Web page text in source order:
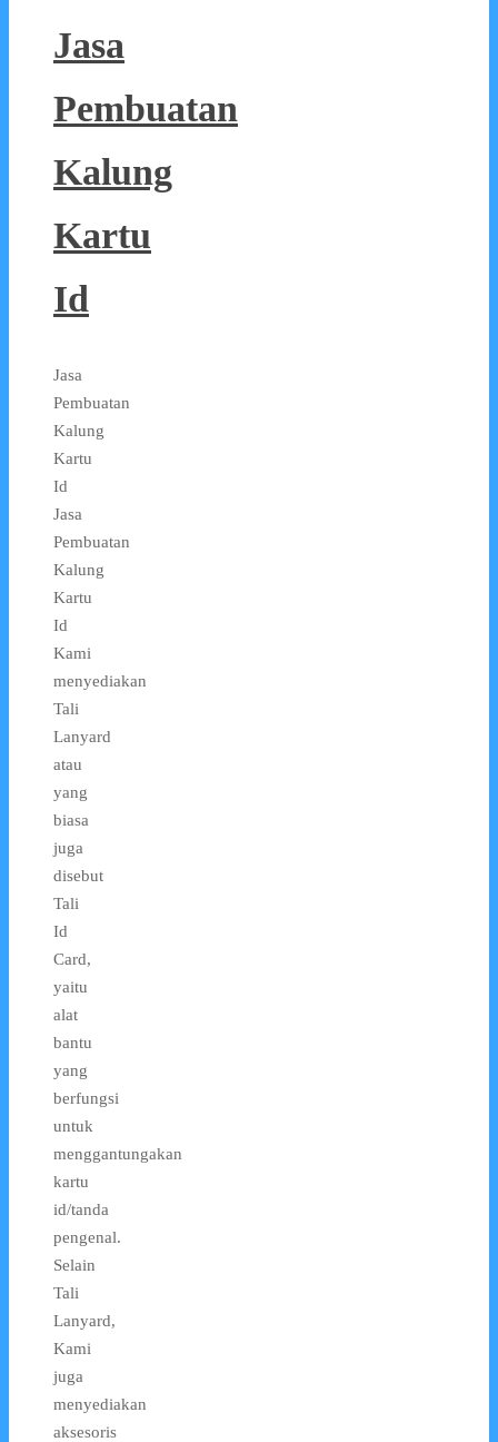
Jasa
Pembuatan
Kalung
Kartu
Id
Jasa
Pembuatan
Kalung
Kartu
Id
Jasa
Pembuatan
Kalung
Kartu
Id
Kami
menyediakan
Tali
Lanyard
atau
yang
biasa
juga
disebut
Tali
Id
Card,
yaitu
alat
bantu
yang
berfungsi
untuk
menggantungakan
kartu
id/tanda
pengenal.
Selain
Tali
Lanyard,
Kami
juga
menyediakan
aksesoris